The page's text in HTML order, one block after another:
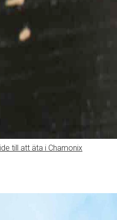
till att äta i Chamonix